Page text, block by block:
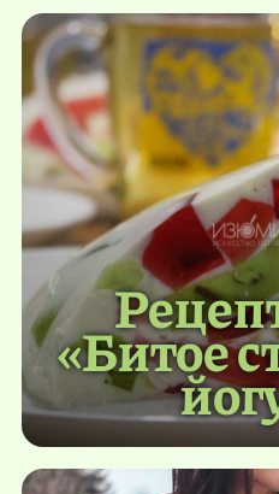
«Битое